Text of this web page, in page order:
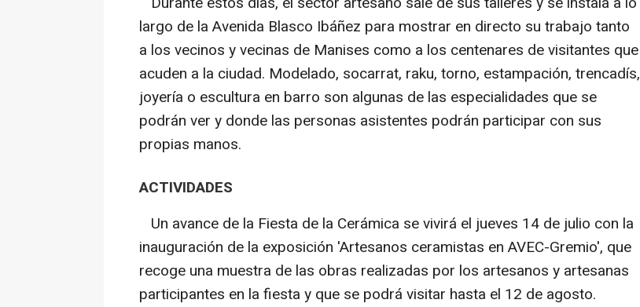
largo de la Avenida Blasco Ibáñez para mostrar en directo su trabajo tanto
a los vecinos y vecinas de Manises como a los centenares de visitantes que
acuden a la ciudad. Modelado, socarrat, raku, torno, estampación, trencadís,
joyería o escultura en barro son algunas de las especialidades que se
podrán ver y donde las personas asistentes podrán participar con sus
propias manos.
ACTIVIDADES
Un avance de la Fiesta de la Cerámica se vivirá el jueves 14 de julio con la
inauguración de la exposición 'Artesanos ceramistas en AVEC-Gremio', que
recoge una muestra de las obras realizadas por los artesanos y artesanas
participantes en la fiesta y que se podrá visitar hasta el 12 de agosto.